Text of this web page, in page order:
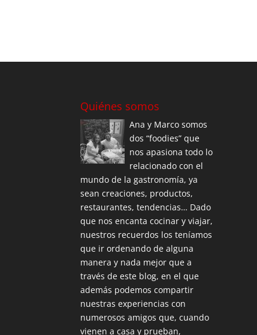
Quiénes somos
Ana y Marco somos
dos “foodies” que
nos apasiona todo lo
relacionado con el
mundo de la gastronomía, ya
sean creaciones, productos,
restaurantes, tendencias… Dado
que nos encanta cocinar y viajar,
nuestros recuerdos los teníamos
que ir ordenando de alguna
manera y nada mejor que a
través de este blog, en el que
además podemos compartir
nuestras experiencias con
numerosos amigos que, cuando
vienen a casa y prueban,